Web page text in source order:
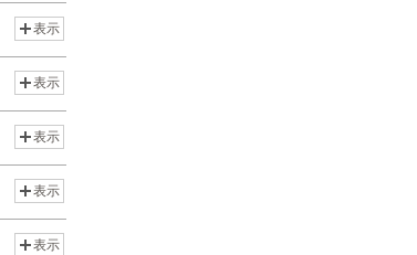
表示
表示
表示
表示
表示